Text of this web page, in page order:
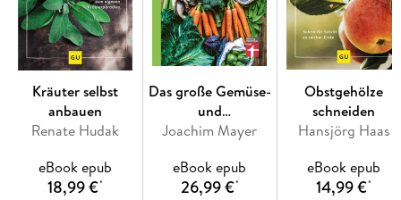
Inhaltsverzeichnis
Hinweis zur Optimierung
Vorwort
Permakulturgärten planen
Gartenpraxis Permakultur
Kräuter selbst
anbauen
Renate Hudak
eBook epub
18,99 €*
Das große Gemüse-
und
Obstgartenbuch -
Pflanzen und
Gartenarbeit für
Joachim Mayer
eBook epub
26,99 €*
Obstgehölze
schneiden
Hansjörg Haas
eBook epub
14,99 €*